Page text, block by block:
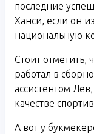
последние
Ханси, если он
национальную
Стоит отметить,
работал в
ассистентом
качестве
А вот у